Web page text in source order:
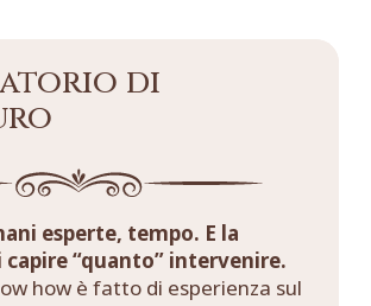
di
esperte, tempo. E la
capire “quanto” intervenire.
how è fatto di esperienza sul